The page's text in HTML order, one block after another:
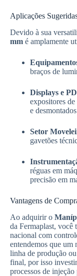
Aplicações
Devido à sua
mm é amplamente
braços de
Displays e
expositores
e
Setor
gavetões
réguas em
precisão em
Vantagens de
Ao adquirir o
da Fermaplast, você
nacional com
entendemos que um
linha de produção
final, por isso
processos de injeção